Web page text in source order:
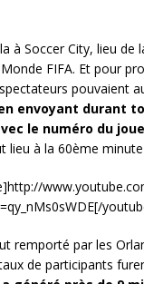
à Soccer City, lieu de
FIFA. Et pour
pouvaient
envoyant durant
le numéro du
lieu à la 60ème
remporté par les
de participants